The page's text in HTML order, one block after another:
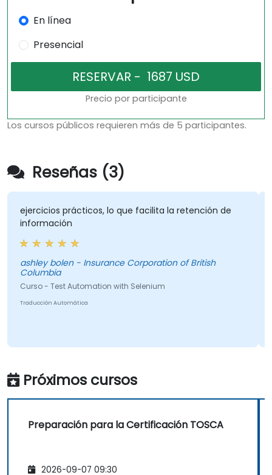
En línea
Presencial
Precio por participante
Los cursos públicos requieren más de 5 participantes.
Reseñas (3)
ejercicios prácticos, lo que facilita la retención de
información
ashley bolen - Insurance Corporation of British
Columbia
Curso - Test Automation with Selenium
Traducción Automática
Próximos cursos
Preparación para la Certificación TOSCA
2026-09-07 09:30